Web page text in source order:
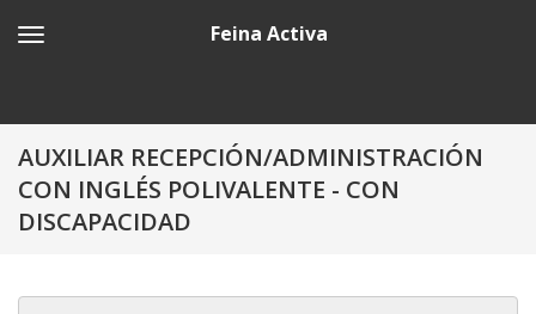
Feina Activa
AUXILIAR RECEPCIÓN/ADMINISTRACIÓN
CON INGLÉS POLIVALENTE - CON
DISCAPACIDAD